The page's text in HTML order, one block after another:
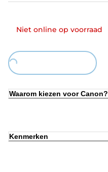
Niet online op voorraad
Loading...
Waarom kiezen voor Canon?
Kenmerken